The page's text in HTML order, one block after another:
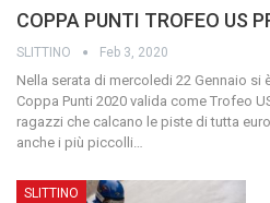
COPPA PUNTI TROFEO US
SLITTINO Feb 3, 2020
Nella serata di mercoledi 22 Gennaio si
Coppa Punti 2020 valida come Trofeo
ragazzi che calcano le piste di tutta
anche i più piccolli…
SLITTINO